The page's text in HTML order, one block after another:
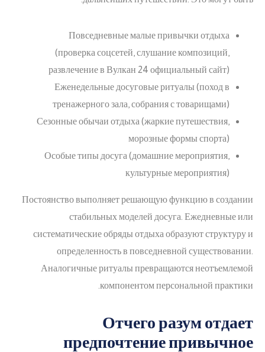
Повседневные малые привычки отдыха
(проверка соцсетей, слушание композиций,
развлечение в Вулкан 24 официальный сайт)
Еженедельные досуговые ритуалы (поход в
тренажерного зала, собрания с товарищами)
Сезонные обычаи отдыха (жаркие путешествия,
морозные формы спорта)
Особые типы досуга (домашние мероприятия,
культурные мероприятия)
Постоянство выполняет решающую функцию в создании
стабильных моделей досуга. Ежедневные или
систематические обряды отдыха образуют структуру и
определенность в повседневной существовании.
Аналогичные ритуалы превращаются неотъемлемой
компонентом персональной практики.
Отчего разум отдает
предпочтение привычное